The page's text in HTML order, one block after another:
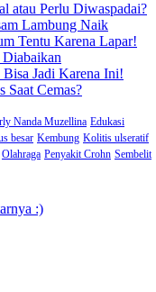
atau Perlu Diwaspadai?
Lambung Naik
Tentu Karena Lapar!
Jadi Karena Ini!
Saat Cemas?
Nanda Muzellina Edukasi
besar Kembung Kolitis ulseratif
Olahraga Penyakit Crohn Sembelit
:)